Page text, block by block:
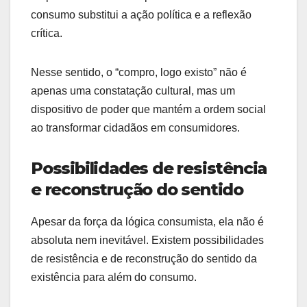
consumo substitui a ação política e a reflexão
crítica.
Nesse sentido, o “compro, logo existo” não é
apenas uma constatação cultural, mas um
dispositivo de poder que mantém a ordem social
ao transformar cidadãos em consumidores.
Possibilidades de resistência
e reconstrução do sentido
Apesar da força da lógica consumista, ela não é
absoluta nem inevitável. Existem possibilidades
de resistência e de reconstrução do sentido da
existência para além do consumo.